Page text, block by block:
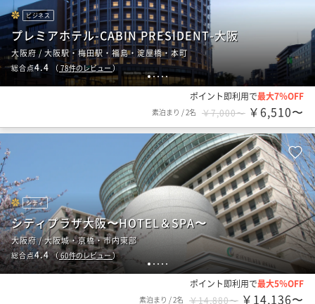
123 45
ビジネス
プレミアホテル-CABIN PRESIDENT-大阪
大阪府 / 大阪駅・梅田駅・福島・淀屋橋・本町
総合点4.4 （ 78件のレビュー）
ポイント即利用で最大7％OFF
素泊まり /2名 ￥7,000〜 ￥6,510〜
1 2 3 4 5
シティ
シティプラザ大阪〜HOTEL＆SPA〜
大阪府 / 大阪城・京橋・市内東部
総合点4.4（60件のレビュー）
ポイント即利用で最大5％OFF
素泊まり /2名 ￥14,880〜 ￥14,136〜